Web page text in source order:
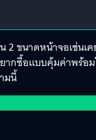
2 ขนาดหน้าจอเช่นเ
ากซื้อแบบคุ้มค่าพร้อ
มนี้